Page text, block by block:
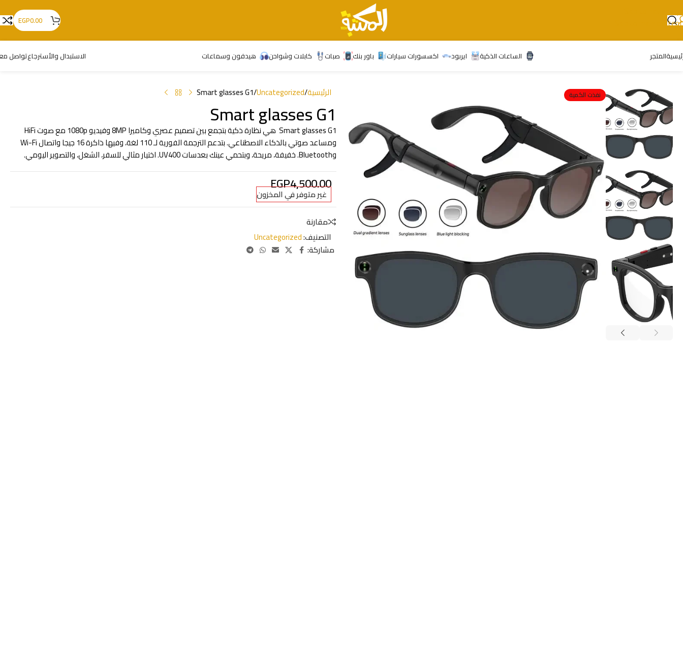
Skip to main content
EGP0.00
المتجر الساعات الذكية ايربود اكسسورات سيارات باور بنك صبات كابلات وشواحن هيدفون وسماعات الاستبدال والأسترجاعتواصل
نفذت الكمية الرئيسية/
Uncategorized
/
Smart glasses G1
Smart glasses G1
Smart glasses G1 هي نظارة ذكية بتجمع بين تصميم عصري وكاميرا 8MP وفيديو 1080p مع صوت HiFi
ومساعد صوتي بالذكاء الاصطناعي. بتدعم الترجمة الفورية لـ 110 لغة، وفيها ذاكرة 16 جيجا واتصال Wi-Fi
وBluetooth. خفيفة، مريحة، وبتحمي عينك بعدسات UV400. اختيار مثالي للسفر، الشغل، والتصوير اليومي.
EGP4,500.00
غير متوفر في المخزون
مقارنة
التصنيف:Uncategorized
مشاركة: